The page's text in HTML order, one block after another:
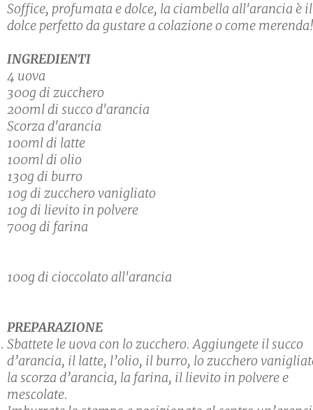
Soffice, profumata e dolce, la ciambella all'arancia è il
dolce perfetto da gustare a colazione o come
INGREDIENTI
4 uova
300g di zucchero
200ml di succo d'arancia
Scorza d'arancia
100ml di latte
100ml di olio
130g di burro
10g di zucchero vanigliato
10g di lievito in polvere
700g di farina
100g di cioccolato all'arancia
PREPARAZIONE
Sbattete le uova con lo zucchero. Aggiungete il succo
d’arancia, il latte, l’olio, il burro, lo zucchero
la scorza d’arancia, la farina, il lievito in polvere e
mescolate.